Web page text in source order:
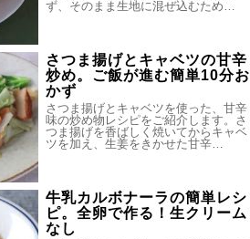
ず、そのまま生地に混ぜ込むため…
さつま揚げとキャベツの甘辛
炒め。ご飯が進む簡単10分お
かず
さつま揚げとキャベツを使った、甘辛
味の炒め物レシピをご紹介します。さ
つま揚げを香ばしく焼いてからキャベ
ツを加え、生姜をきかせた甘辛…
牛乳カルボナーラの簡単レシ
ピ。全卵で作る！生クリーム
なし